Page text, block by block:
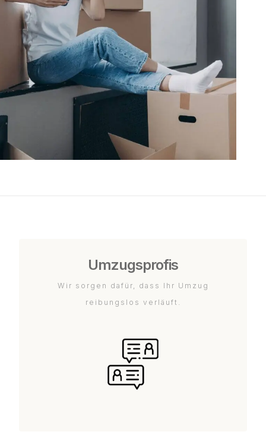
Umzugsprofis
Wir sorgen dafür, dass Ihr Umzug
reibungslos verläuft.